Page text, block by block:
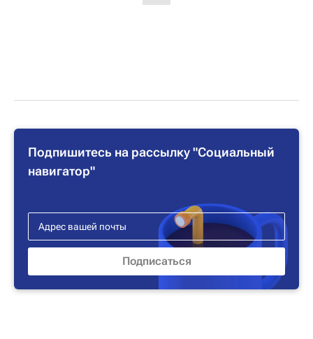
Подпишитесь на рассылку "Социальный
навигатор"